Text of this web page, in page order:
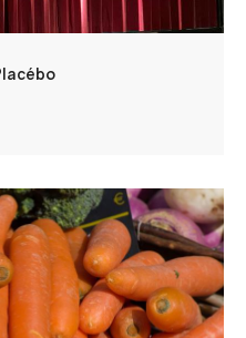
Saint Pierre des